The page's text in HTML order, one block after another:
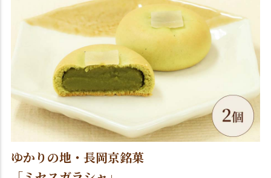
ゆかりの地・長岡京銘菓